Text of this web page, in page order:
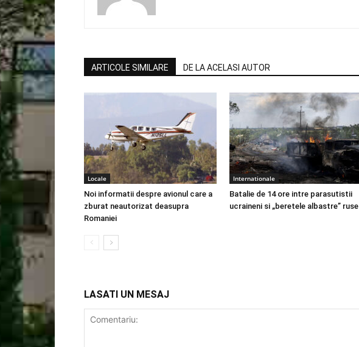
ARTICOLE SIMILARE DE LA ACELASI AUTOR
Locale
Noi informatii despre avionul care a
zburat neautorizat deasupra
Romaniei
Internationale
Batalie de 14 ore intre parasutistii
ucraineni si „beretele albastre” ruse
LASATI UN MESAJ